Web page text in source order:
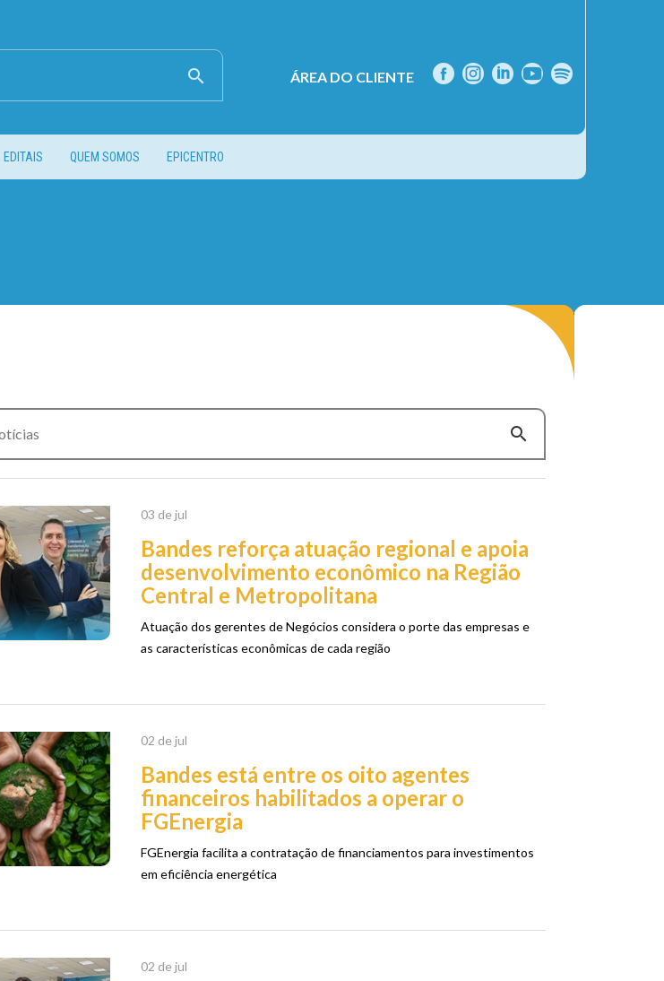
search ÁREA DO CLIENTE
EDITAIS QUEM SOMOS EPICENTRO
search
03 de jul
Bandes reforça atuação regional e apoia
desenvolvimento econômico na Região
Central e Metropolitana
Atuação dos gerentes de Negócios considera o porte das empresas e
as características econômicas de cada região
02 de jul
Bandes está entre os oito agentes
financeiros habilitados a operar o
FGEnergia
FGEnergia facilita a contratação de financiamentos para investimentos
em eficiência energética
02 de jul